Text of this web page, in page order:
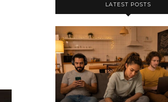
LATEST POSTS